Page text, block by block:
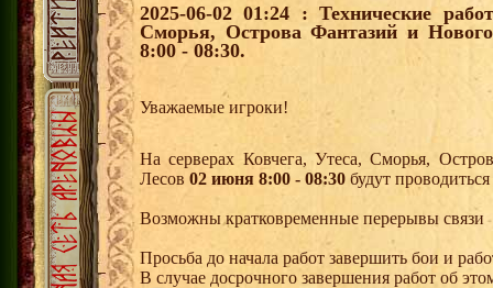
2025-06-02 01:24 : Технические
Сморья, Острова Фантазий и
8:00 - 08:30.
Уважаемые игроки!
На серверах Ковчега, Утеса, Сморья,
Лесов 02 июня 8:00 - 08:30 будут
Возможны кратковременные перерывы связи
Просьба до начала работ завершить бои и
В случае досрочного завершения работ об